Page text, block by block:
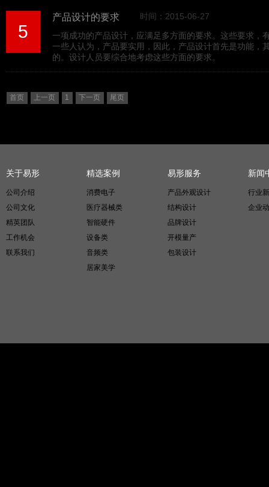
5
产品设计的要求
时间：2015-06-27
一项成功的产品设计，应满足多方面的要求。这些要求，
一些人认为，产品要实用，因此，产品设计首先是功能，
的。设计人员要综合地考虑这些方面的要求。
首页 上一页 1 下一页 尾页
关于易形
公司介绍
公司文化
精英团队
工作机会
联系我们
精选案例
消费电子
医疗器械类
智能硬件
设备类
音频类
居家美学
易形服务
产品外观设计
结构设计
品牌设计
开模量产
包装设计
新闻
行业
企业